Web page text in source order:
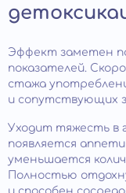
Эффект заметен
показателей.
стажа
и сопутствующих
Уходит тяжесть в
появляется
уменьшается
Полностью